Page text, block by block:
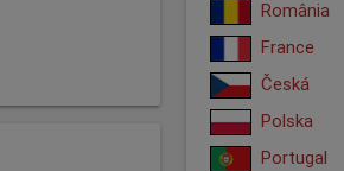
România
France
Česká
Polska
Portugal